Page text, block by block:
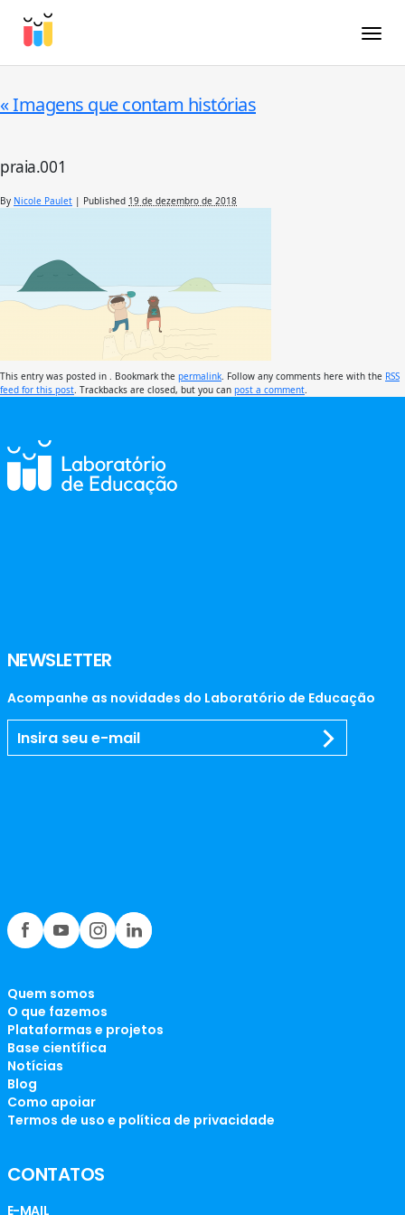
«Imagens que contam histórias
praia.001
By Nicole Paulet | Published 19 de dezembro de 2018
This entry was posted in . Bookmark the permalink . Follow any comments here with the RSS
feed for this post . Trackbacks are closed, but you can post a comment
NEWSLETTER
Acompanhe as novidades do Laboratório de Educação
Quem somos
O que fazemos
Plataformas e projetos
Base científica
Notícias
Blog
Como apoiar
Termos de uso e política de privacidade
CONTATOS
E-MAIL